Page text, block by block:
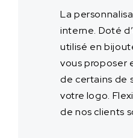
La
interne. Doté
utilisé en
vous proposer
de certains de
votre logo.
de nos clients